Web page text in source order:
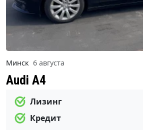
Минск 6 августа
Audi A4
Лизинг
Кредит